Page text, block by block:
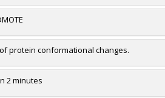
Collins
Canada (CRSNG)
Canada (CRSNG)
et l'expérience en recherche
protein conformational changes.
Canada (CRSNG)
2 minutes